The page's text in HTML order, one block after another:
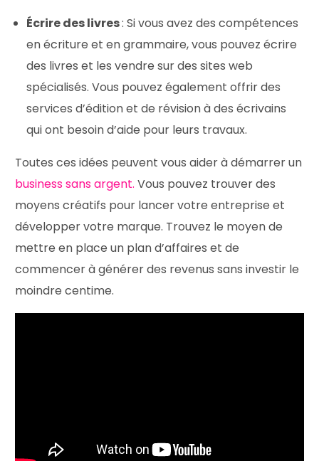
Écrire des livres: Si vous avez des compétences
en écriture et en grammaire, vous pouvez écrire
des livres et les vendre sur des sites web
spécialisés. Vous pouvez également offrir des
services d’édition et de révision à des écrivains
qui ont besoin d’aide pour leurs travaux.
Toutes ces idées peuvent vous aider à démarrer un
business sans argent. Vous pouvez trouver des
moyens créatifs pour lancer votre entreprise et
développer votre marque. Trouvez le moyen de
mettre en place un plan d’affaires et de
commencer à générer des revenus sans investir le
moindre centime.